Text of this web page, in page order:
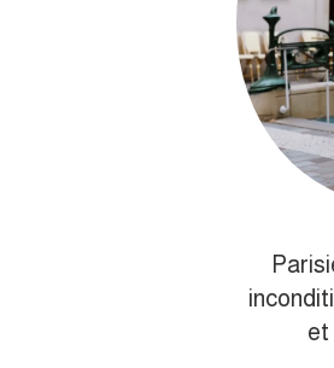
et